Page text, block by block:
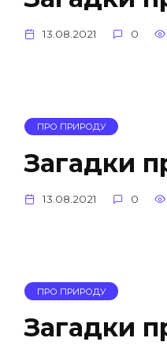
13.08.2021 0
ПРО ПРИРОДУ
Загадки
13.08.2021 0
ПРО ПРИРОДУ
Загадки